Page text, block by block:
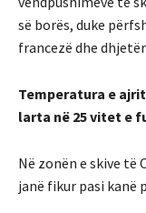
së borës, duke
francezë dhe
Temperatura e
larta në 25 vitet e
Në zonën e skive
janë fikur pasi kanë